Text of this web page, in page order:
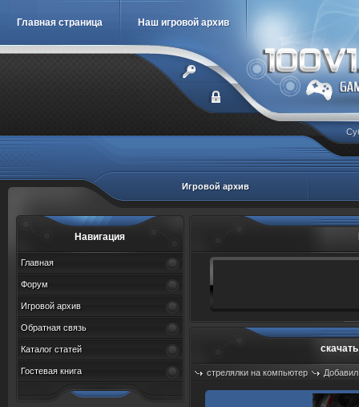
Главная страница Наш игровой архив
Игровой архив
Навигация
Главная
Форум
Игровой архив
Обратная связь
Каталог статей
Гостевая книга стрелялки на компьютер
Просмотров: 1191